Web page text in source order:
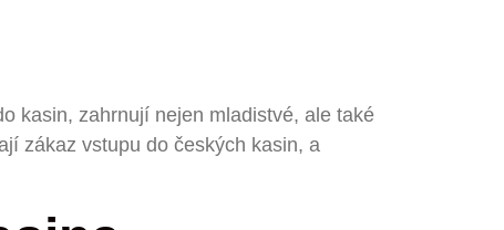
kasin, zahrnují nejen mladistvé, ale také
zákaz vstupu do českých kasin, a